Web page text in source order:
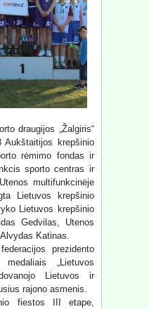
draugijos „Žalgiris“
Aukštaitijos krepšinio
rėmimo fondas ir
sporto centras ir
multifunkcinėje
Lietuvos krepšinio
Lietuvos krepšinio
Gedvilas, Utenos
Katinas.
prezidento
„Lietuvos
Lietuvos ir
rajono asmenis.
fiestos III etape,